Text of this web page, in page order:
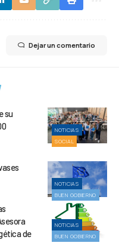
Dejar un comentario
NOTICIAS
SOCIAL
su
NOTICIAS
BUEN GOBIERNO
NOTICIAS
BUEN GOBIERNO
de